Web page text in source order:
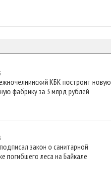
КБК построит новую
фабрику за 3 млрд рублей
закон о санитарной
погибшего леса на Байкале